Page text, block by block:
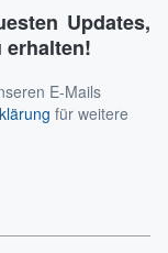
Updates,
erhalten!
E-Mails
für weitere